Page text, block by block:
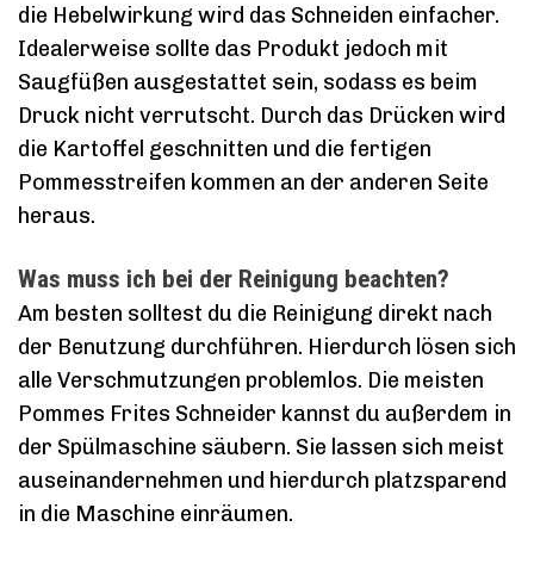
die Hebelwirkung wird das Schneiden einfacher.
Idealerweise sollte das Produkt jedoch mit
Saugfüßen ausgestattet sein, sodass es beim
Druck nicht verrutscht. Durch das Drücken wird
die Kartoffel geschnitten und die fertigen
Pommesstreifen kommen an der anderen Seite
heraus.
Was muss ich bei der Reinigung beachten?
Am besten solltest du die Reinigung direkt nach
der Benutzung durchführen. Hierdurch lösen sich
alle Verschmutzungen problemlos. Die meisten
Pommes Frites Schneider kannst du außerdem in
der Spülmaschine säubern. Sie lassen sich meist
auseinandernehmen und hierdurch platzsparend
in die Maschine einräumen.